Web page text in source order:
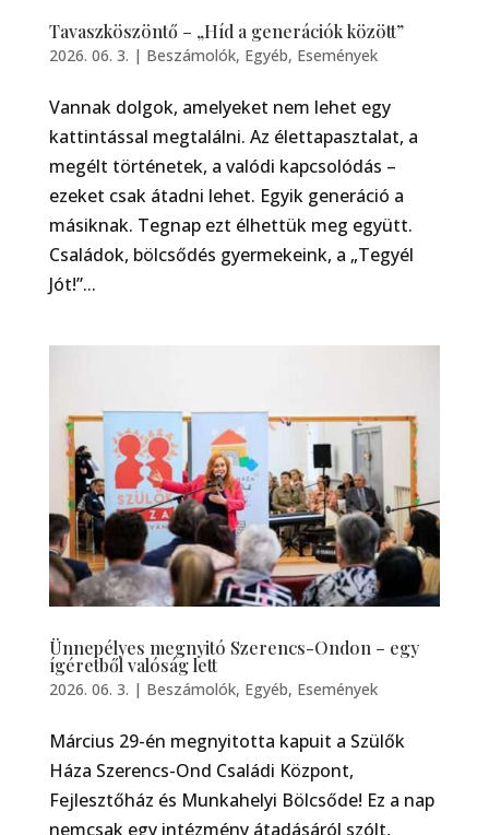
Tavaszköszöntő – „Híd a generációk között”
2026. 06. 3. | Beszámolók, Egyéb, Események
Vannak dolgok, amelyeket nem lehet egy
kattintással megtalálni. Az élettapasztalat, a
megélt történetek, a valódi kapcsolódás –
ezeket csak átadni lehet. Egyik generáció a
másiknak. Tegnap ezt élhettük meg együtt.
Családok, bölcsődés gyermekeink, a „Tegyél
Jót!”...
Ünnepélyes megnyitó Szerencs-Ondon – egy
ígéretből valóság lett
2026. 06. 3. | Beszámolók, Egyéb, Események
Március 29-én megnyitotta kapuit a Szülők
Háza Szerencs-Ond Családi Központ,
Fejlesztőház és Munkahelyi Bölcsőde! Ez a nap
nemcsak egy intézmény átadásáról szólt,